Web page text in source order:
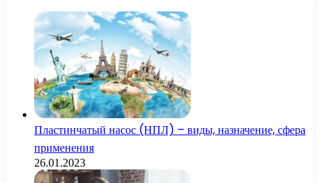
Пластинчатый насос (НПЛ) – виды, назначение, сфера
применения
26.01.2023